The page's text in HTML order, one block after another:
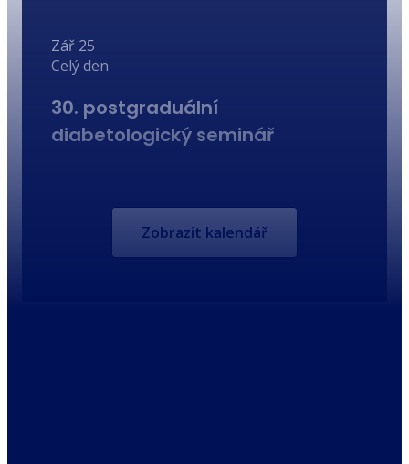
Zář 25
Celý den
30. postgraduální
diabetologický seminář
Zobrazit kalendář